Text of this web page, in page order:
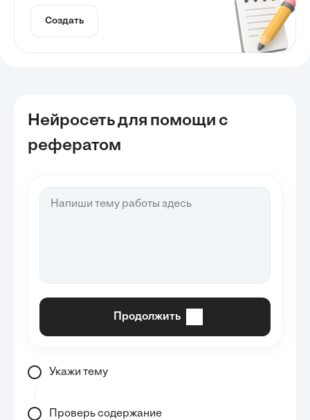
Создать
Нейросеть для помощи с
рефератом
Продолжить
Укажи тему
Проверь содержание